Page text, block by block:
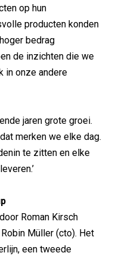
op hun
producten konden
bedrag
de inzichten die we
in onze andere
jaren grote groei.
merken we elke dag.
te zitten en elke
Roman Kirsch
Müller (cto). Het
een tweede